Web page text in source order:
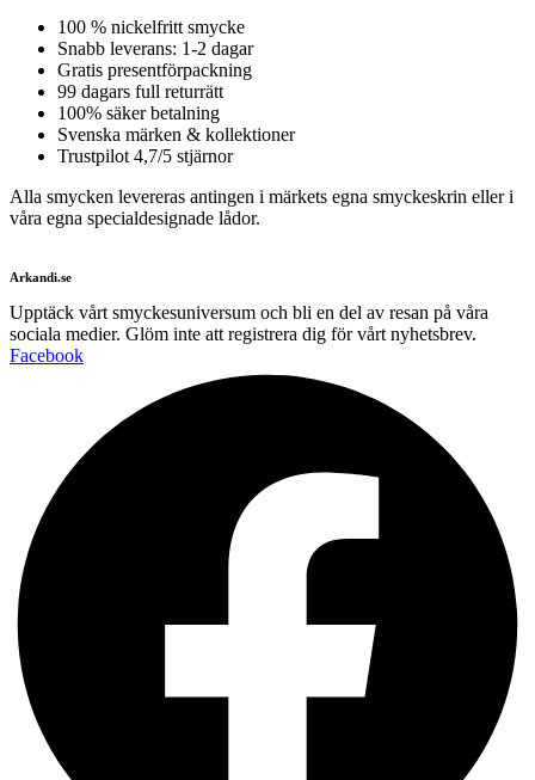
100 % nickelfritt smycke
Snabb leverans: 1-2 dagar
Gratis presentförpackning
99 dagars full returrätt
100% säker betalning
Svenska märken & kollektioner
Trustpilot 4,7/5 stjärnor
Alla smycken levereras antingen i märkets egna smyckeskrin eller i
våra egna specialdesignade lådor.
Arkandi.se
Upptäck vårt smyckesuniversum och bli en del av resan på våra
sociala medier. Glöm inte att registrera dig för vårt nyhetsbrev.
Facebook